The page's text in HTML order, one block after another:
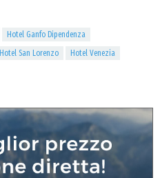
Hotel Ganfo Dipendenza
Hotel San Lorenzo Hotel Venezia